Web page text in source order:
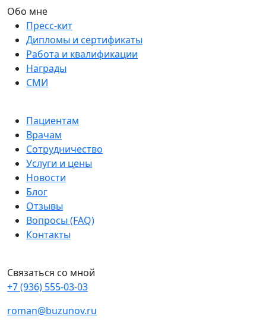
Обо мне
Пресс-кит
Дипломы и сертификаты
Работа и квалификации
Награды
СМИ
Пациентам
Врачам
Сотрудничество
Услуги и цены
Новости
Блог
Отзывы
Вопросы (FAQ)
Контакты
Связаться со мной
+7 (936) 555-03-03
roman@buzunov.ru